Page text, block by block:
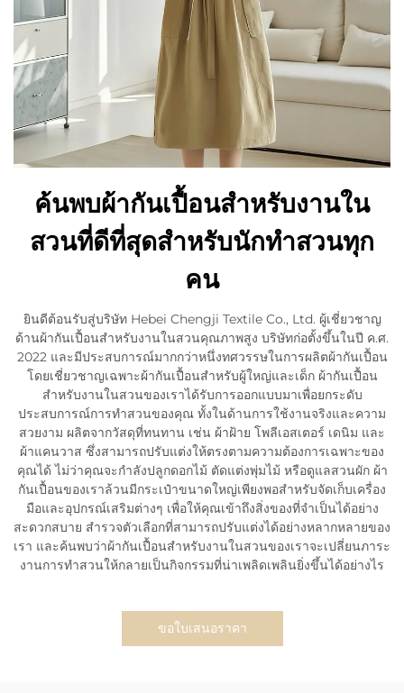
ค้นพบผ้ากันเปื้อนสำหรับงานใน
สวนที่ดีที่สุดสำหรับนักทำสวนทุก
คน
ยินดีต้อนรับสู่บริษัท Hebei Chengji Textile Co., Ltd. ผู้เชี่ยวชาญ
ด้านผ้ากันเปื้อนสำหรับงานในสวนคุณภาพสูง บริษัทก่อตั้งขึ้นในปี ค.ศ.
2022 และมีประสบการณ์มากกว่าหนึ่งทศวรรษในการผลิตผ้ากันเปื้อน
โดยเชี่ยวชาญเฉพาะผ้ากันเปื้อนสำหรับผู้ใหญ่และเด็ก ผ้ากันเปื้อน
สำหรับงานในสวนของเราได้รับการออกแบบมาเพื่อยกระดับ
ประสบการณ์การทำสวนของคุณ ทั้งในด้านการใช้งานจริงและความ
สวยงาม ผลิตจากวัสดุที่ทนทาน เช่น ผ้าฝ้าย โพลีเอสเตอร์ เดนิม และ
ผ้าแคนวาส ซึ่งสามารถปรับแต่งให้ตรงตามความต้องการเฉพาะของ
คุณได้ ไม่ว่าคุณจะกำลังปลูกดอกไม้ ตัดแต่งพุ่มไม้ หรือดูแลสวนผัก ผ้า
กันเปื้อนของเราล้วนมีกระเป๋าขนาดใหญ่เพียงพอสำหรับจัดเก็บเครื่อง
มือและอุปกรณ์เสริมต่างๆ เพื่อให้คุณเข้าถึงสิ่งของที่จำเป็นได้อย่าง
สะดวกสบาย สำรวจตัวเลือกที่สามารถปรับแต่งได้อย่างหลากหลายของ
เรา และค้นพบว่าผ้ากันเปื้อนสำหรับงานในสวนของเราจะเปลี่ยนภาระ
งานการทำสวนให้กลายเป็นกิจกรรมที่น่าเพลิดเพลินยิ่งขึ้นได้อย่างไร
ขอใบเสนอราคา